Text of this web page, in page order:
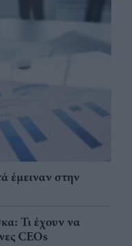
έμειναν στην
Τι έχουν να
CEOs